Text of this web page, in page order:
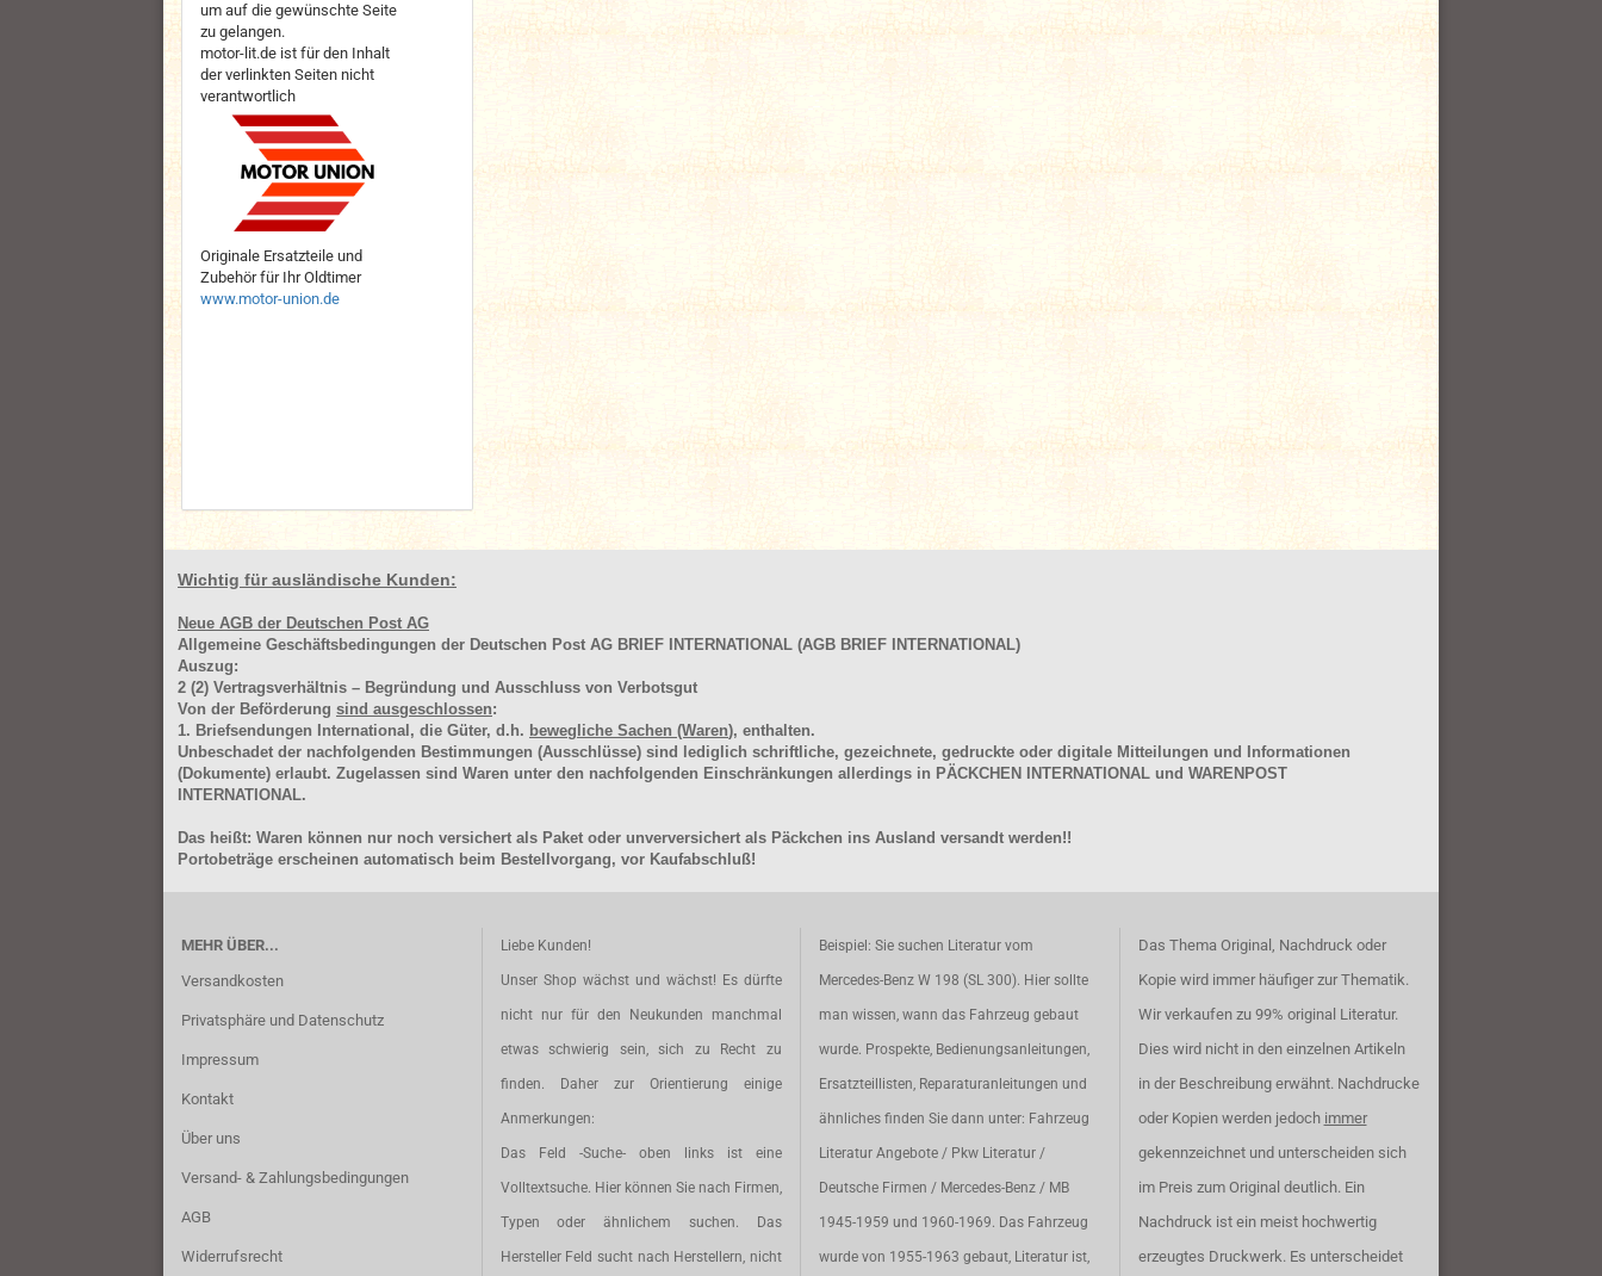
um auf die gewünschte Seite
zu gelangen.
motor-lit.de ist für den Inhalt
der verlinkten Seiten nicht
verantwortlich
Originale Ersatzteile und
Zubehör für Ihr Oldtimer
www.motor-union.de
Wichtig für ausländische Kunden:
Neue AGB der Deutschen Post AG
Allgemeine Geschäftsbedingungen der Deutschen Post AG BRIEF INTERNATIONAL (AGB BRIEF INTERNATIONAL)
Auszug:
2 (2) Vertragsverhältnis – Begründung und Ausschluss von Verbotsgut
Von der Beförderung sind ausgeschlossen:
1. Briefsendungen International, die Güter, d.h. bewegliche Sachen (Waren), enthalten.
Unbeschadet der nachfolgenden Bestimmungen (Ausschlüsse) sind lediglich schriftliche, gezeichnete, gedruckte oder digitale Mitteilungen und Informationen
(Dokumente) erlaubt. Zugelassen sind Waren unter den nachfolgenden Einschränkungen allerdings in PÄCKCHEN INTERNATIONAL und WARENPOST
INTERNATIONAL.
Das heißt: Waren können nur noch versichert als Paket oder unverversichert als Päckchen ins Ausland versandt werden!!
Portobeträge erscheinen automatisch beim Bestellvorgang, vor Kaufabschluß!
MEHR ÜBER...
Versandkosten
Privatsphäre und Datenschutz
Impressum
Kontakt
Über uns
Versand- & Zahlungsbedingungen
AGB
Widerrufsrecht
Liebe Kunden!
Unser Shop wächst und wächst! Es dürfte
nicht nur für den Neukunden manchmal
etwas schwierig sein, sich zu Recht zu
finden. Daher zur Orientierung einige
Anmerkungen:
Das Feld -Suche- oben links ist eine
Volltextsuche. Hier können Sie nach Firmen,
Typen oder ähnlichem suchen. Das
Hersteller Feld sucht nach Herstellern, nicht
Beispiel: Sie suchen Literatur vom
Mercedes-Benz W 198 (SL 300). Hier sollte
man wissen, wann das Fahrzeug gebaut
wurde. Prospekte, Bedienungsanleitungen,
Ersatzteillisten, Reparaturanleitungen und
ähnliches finden Sie dann unter: Fahrzeug
Literatur Angebote / Pkw Literatur /
Deutsche Firmen / Mercedes-Benz / MB
1945-1959 und 1960-1969. Das Fahrzeug
wurde von 1955-1963 gebaut, Literatur ist,
Das Thema Original, Nachdruck oder
Kopie wird immer häufiger zur Thematik.
Wir verkaufen zu 99% original Literatur.
Dies wird nicht in den einzelnen Artikeln
in der Beschreibung erwähnt. Nachdrucke
oder Kopien werden jedoch immer
gekennzeichnet und unterscheiden sich
im Preis zum Original deutlich. Ein
Nachdruck ist ein meist hochwertig
erzeugtes Druckwerk. Es unterscheidet